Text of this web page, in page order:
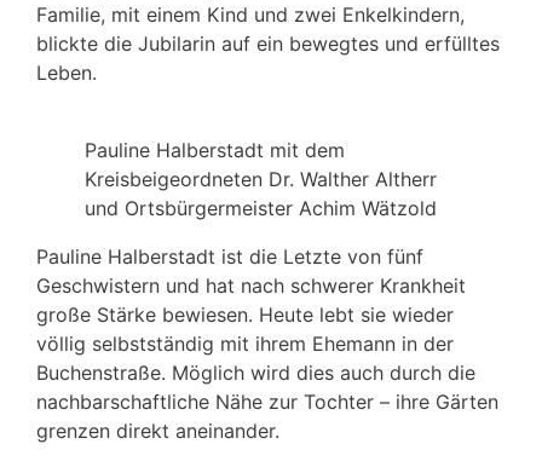
Familie, mit einem Kind und zwei Enkelkindern,
blickte die Jubilarin auf ein bewegtes und erfülltes
Leben.
Pauline Halberstadt mit dem
Kreisbeigeordneten Dr. Walther Altherr
und Ortsbürgermeister Achim Wätzold
Pauline Halberstadt ist die Letzte von fünf
Geschwistern und hat nach schwerer Krankheit
große Stärke bewiesen. Heute lebt sie wieder
völlig selbstständig mit ihrem Ehemann in der
Buchenstraße. Möglich wird dies auch durch die
nachbarschaftliche Nähe zur Tochter – ihre Gärten
grenzen direkt aneinander.